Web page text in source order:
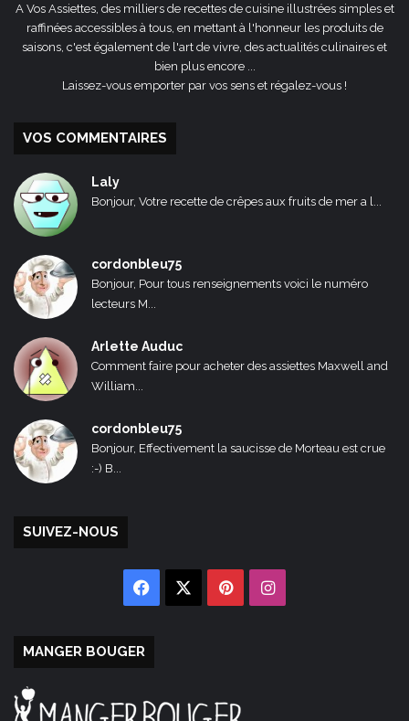
A Vos Assiettes, des milliers de recettes de cuisine illustrées simples et
raffinées accessibles à tous, en mettant à l'honneur les produits de
saisons, c'est également de l'art de vivre, des actualités culinaires et
bien plus encore ...
Laissez-vous emporter par vos sens et régalez-vous !
VOS COMMENTAIRES
Laly
Bonjour, Votre recette de crêpes aux fruits de mer a l...
cordonbleu75
Bonjour, Pour tous renseignements voici le numéro
lecteurs M...
Arlette Auduc
Comment faire pour acheter des assiettes Maxwell and
William...
cordonbleu75
Bonjour, Effectivement la saucisse de Morteau est crue
:-) B...
SUIVEZ-NOUS
Facebook PinterestInstagram
MANGER BOUGER